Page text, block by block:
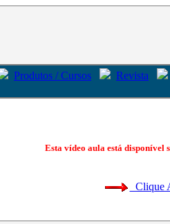
Produtos / Cursos
Revista
Esta vídeo aula está disponível
Clique